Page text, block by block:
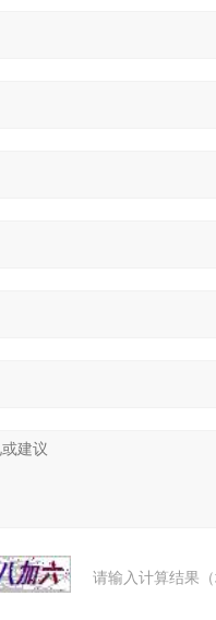
请输入计算结果